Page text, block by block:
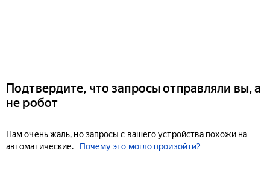
Подтвердите, что запросы отправляли вы, а
не робот
Нам очень жаль, но запросы с вашего устройства похожи на
автоматические.
Почему это могло произойти?